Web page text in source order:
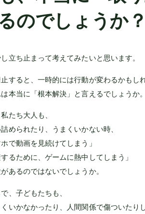
のでしょうか？
立ち止まって考えてみたいと思います。
すると、一時的には行動が変わるかもし
本当に「根本解決」と言えるでしょうか。
たち大人も、
められたり、うまくいかない時、
ホで動画を見続けてしまう」
するために、ゲームに熱中してしまう」
あるのではないでしょうか。
、子どもたちも、
いかなかったり、人間関係で傷ついたり